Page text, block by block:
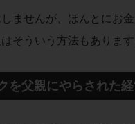
ませんが、ほんとにお
そういう方法もありま
を父親にやらされた